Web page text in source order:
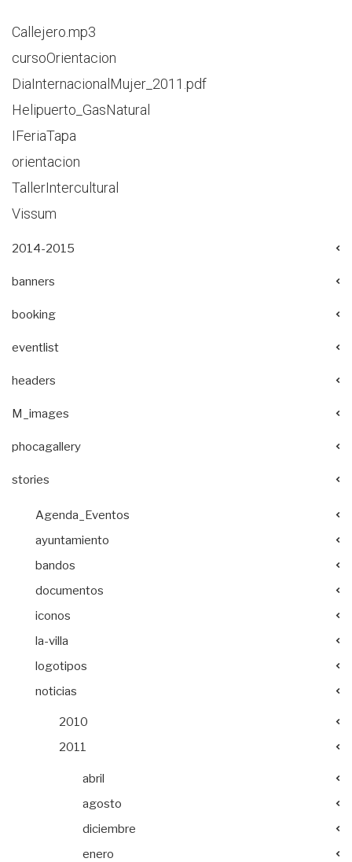
Callejero.mp3
cursoOrientacion
DiaInternacionalMujer_2011.pdf
Helipuerto_GasNatural
IFeriaTapa
orientacion
TallerIntercultural
Vissum
2014-2015
banners
booking
eventlist
headers
M_images
phocagallery
stories
Agenda_Eventos
ayuntamiento
bandos
documentos
iconos
la-villa
logotipos
noticias
2010
2011
abril
agosto
diciembre
enero